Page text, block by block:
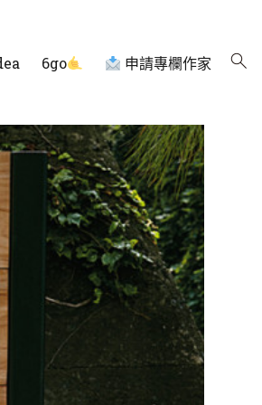
6go 申請專欄作家